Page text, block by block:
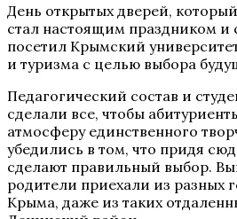
День открытых дверей,
стал настоящим праздником и
посетил Крымский
и туризма с целью выбора
Педагогический состав и
сделали все, чтобы
атмосферу единственного
убедились в том, что придя
сделают правильный выбор.
родители приехали из разных
Крыма, даже из таких